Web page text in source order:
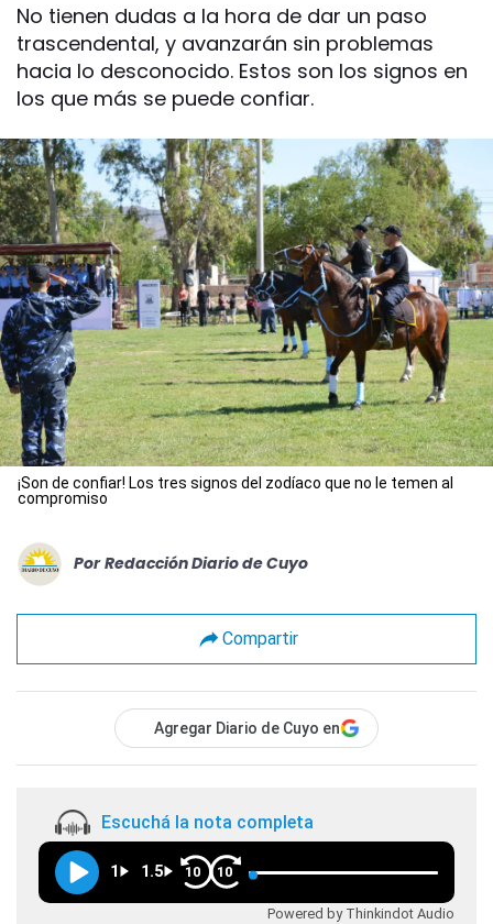
No tienen dudas a la hora de dar un paso
trascendental, y avanzarán sin problemas
hacia lo desconocido. Estos son los signos en
los que más se puede confiar.
¡Son de confiar! Los tres signos del zodíaco que no le temen al
compromiso
Por Redacción Diario de Cuyo
Compartir
Agregar Diario de Cuyo en
Escuchá la nota completa
1 1.5 10 10
Powered by Thinkindot Audio